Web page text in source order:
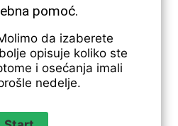
pomoć.
da izaberete
opisuje koliko ste
i osećanja imali
nedelje.